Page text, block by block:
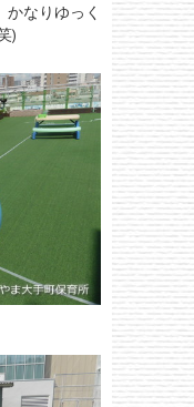
なりゆっく
)